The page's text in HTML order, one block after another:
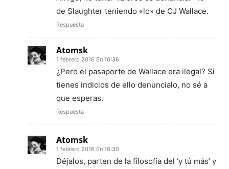
de Slaughter teniendo «lo» de CJ Wallace.
Respuesta
Atomsk
1 febrero 2016 En 16:36
¿Pero el pasaporte de Wallace era ilegal? Si
tienes indicios de ello denuncialo, no sé a
que esperas.
Respuesta
Atomsk
1 febrero 2016 En 16:30
Déjalos, parten de la filosofía del ‘y tú más’ y